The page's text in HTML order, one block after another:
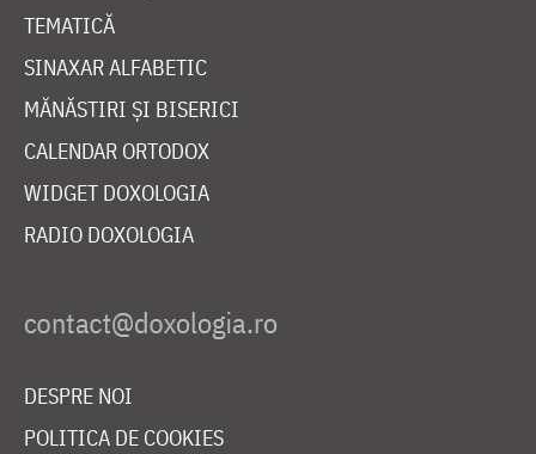
TEMATICĂ
SINAXAR ALFABETIC
MĂNĂSTIRI ȘI BISERICI
CALENDAR ORTODOX
WIDGET DOXOLOGIA
RADIO DOXOLOGIA
DESPRE NOI
POLITICA DE COOKIES